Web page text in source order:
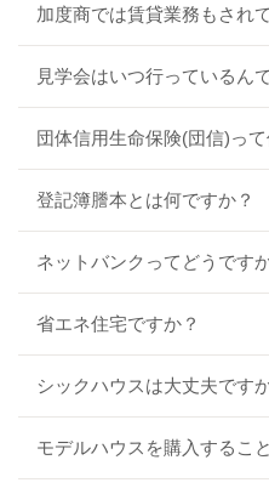
加度商では賃貸業務もされ
見学会はいつ行っているん
団体信用生命保険(団信)って
登記簿謄本とは何ですか？
ネットバンクってどうです
省エネ住宅ですか？
シックハウスは大丈夫です
モデルハウスを購入するこ